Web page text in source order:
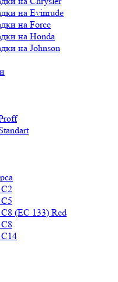
на Evinrude
на Force
на Honda
на Johnson
(ЕС 133) Red